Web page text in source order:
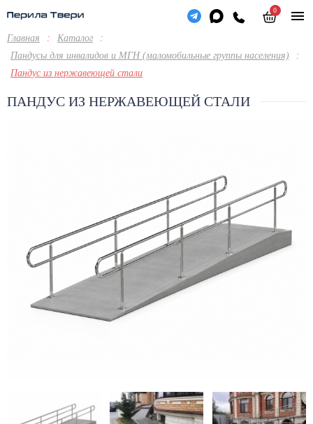
Главная : Каталог
:
Пандусы для инвалидов и МГН (маломобильные группы населения)
:
Пандус из нержавеющей стали
ПАНДУС ИЗ НЕРЖАВЕЮЩЕЙ СТАЛИ
0